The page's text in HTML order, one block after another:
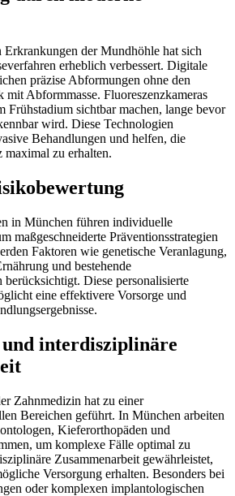
der Mundhöhle hat sich
erheblich verbessert. Digitale
präzise Abformungen ohne den
mit Abformmasse. Fluoreszenzkameras
Frühstadium sichtbar machen, lange bevor
wird. Diese Technologien
Behandlungen und helfen, die
maximal zu erhalten.
in München führen individuelle
maßgeschneiderte Präventionsstrategien
Faktoren wie genetische Veranlagung,
und bestehende
Diese personalisierte
eine effektivere Vorsorge und
und interdisziplinäre
Zahnmedizin hat zu einer
Bereichen geführt. In München arbeiten
Kieferorthopäden und
um komplexe Fälle optimal zu
Zusammenarbeit gewährleistet,
Versorgung erhalten. Besonders bei
oder komplexen implantologischen